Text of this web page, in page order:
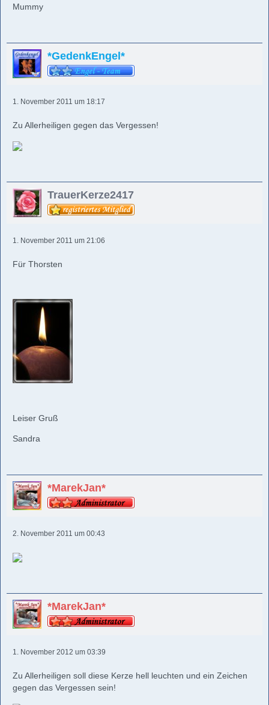
Mummy
*GedenkEngel*
1. November 2011 um 18:17
Zu Allerheiligen gegen das Vergessen!
TrauerKerze2417
1. November 2011 um 21:06
Für Thorsten
Leiser Gruß
Sandra
*MarekJan*
2. November 2011 um 00:43
*MarekJan*
1. November 2012 um 03:39
Zu Allerheiligen soll diese Kerze hell leuchten und ein Zeichen
gegen das Vergessen sein!